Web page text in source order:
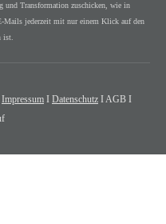
und Transformation zuschicken, wie in
Mails jederzeit mit nur einem Klick auf den
ist.
Impressum I Datenschutz I AGB I